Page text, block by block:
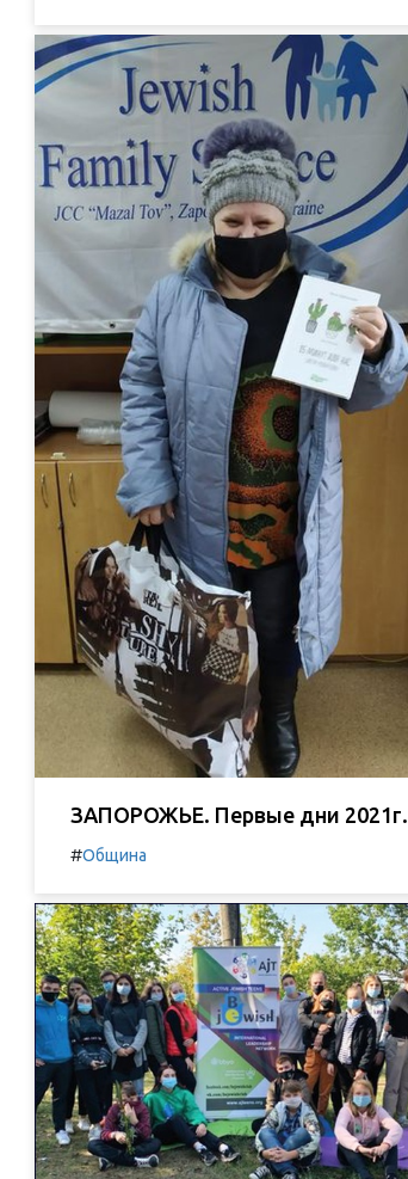
ЗАПОРОЖЬЕ. Первые дни 2021г.
#Община